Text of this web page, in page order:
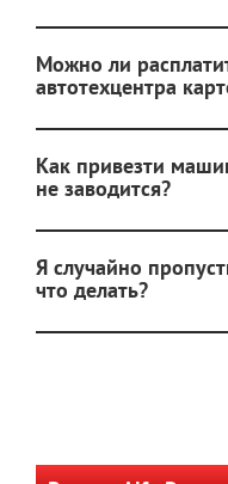
Можно ли
автотехцентра
Как привезти
не заводится?
Я случайно
что делать?